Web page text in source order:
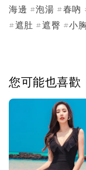
海邊 #泡湯 #春吶
#遮肚 #遮臀 #小
您可能也喜歡